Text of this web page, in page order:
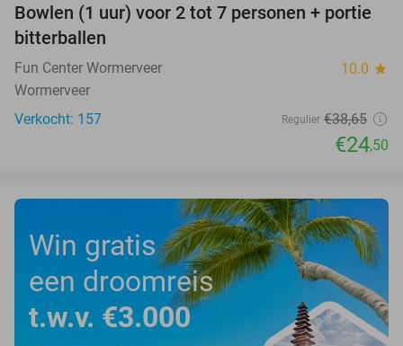
37%
Bowlen (1 uur) voor 2 tot 7 personen + portie
bitterballen
Fun Center Wormerveer 10.0 star
Wormerveer
Verkocht: 157
Regulier €38,65
€24,50
Win gratis
een droomreis
t.w.v. €3.000